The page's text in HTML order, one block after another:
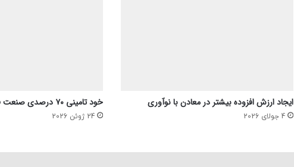
ایجاد ارزش افزوده بیشتر در معادن با نوآوری
4 جولای 2026
خود تامینی ۷۰ درصدی صنعت فولاد در بحث انرژی
24 ژوئن 2026